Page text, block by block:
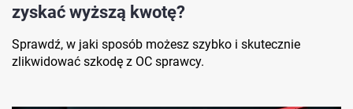
zyskać wyższą kwotę?
Sprawdź, w jaki sposób możesz szybko i skutecznie
zlikwidować szkodę z OC sprawcy.